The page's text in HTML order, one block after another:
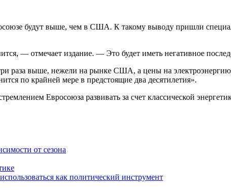
будут выше, чем в США. К такому выводу пришли
— отмечает издание. — Это будет иметь негативное
раза выше, нежели на рынке США, а цены на
по крайней мере в предстоящие два десятилетия».
Евросоюза развивать за счет классической
от сезона
как политический инструмент